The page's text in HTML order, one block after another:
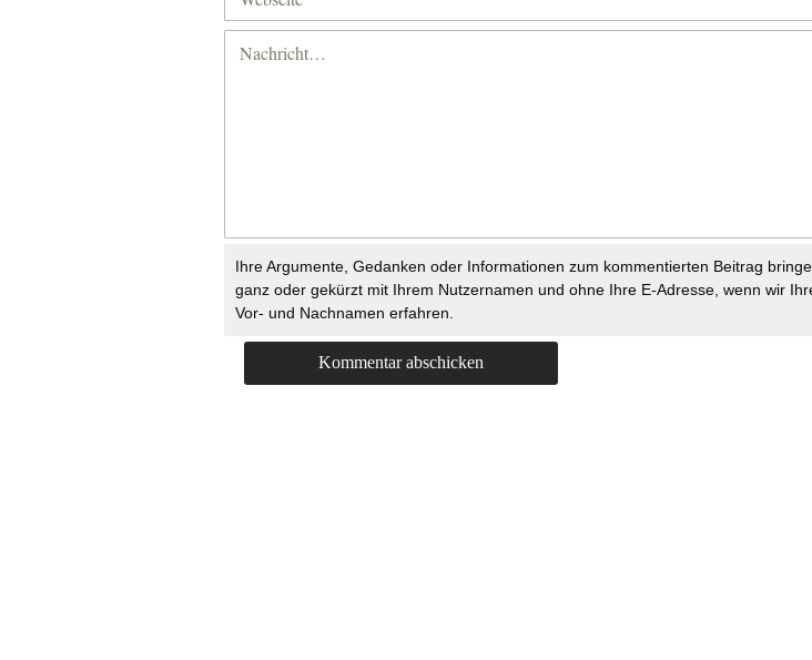
Ihre Argumente, Gedanken oder Informationen zum kommentierten Beitrag
ganz oder gekürzt mit Ihrem Nutzernamen und ohne Ihre E-Adresse, wenn wir
Vor- und Nachnamen erfahren.